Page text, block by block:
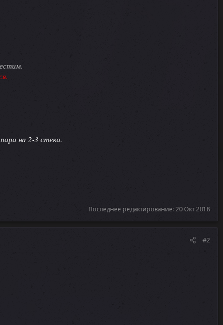
на 2-3 стека.
Последнее редактирование: 20 Окт 2018
#2